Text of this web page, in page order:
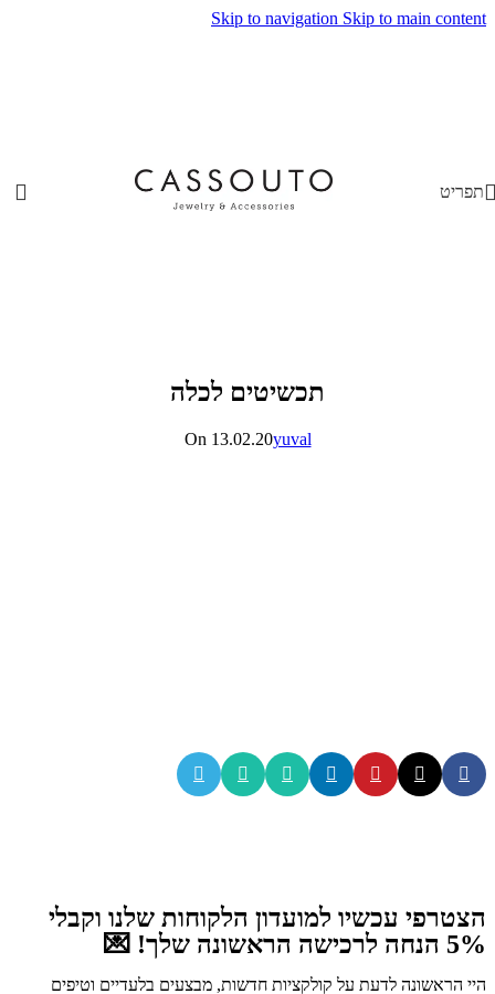
Skip to navigation Skip to main content
תפריט
תכשיטים לכלה
yuval
On 13.02.20
הצטרפי עכשיו למועדון הלקוחות שלנו וקבלי
5% הנחה לרכישה הראשונה שלך! 💌
היי הראשונה לדעת על קולקציות חדשות, מבצעים בלעדיים וטיפים